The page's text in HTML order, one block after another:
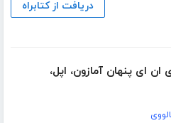
دریافت از کتابراه
ای پنهان آمازون، اپل،